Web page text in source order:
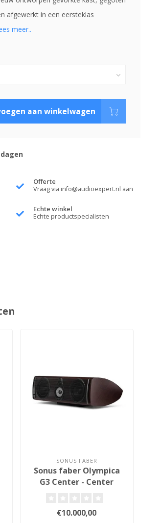
afgewerkt in een eersteklas
meer..
aan winkelwagen
Offerte
Vraag via info@audioexpert.nl aan
Echte winkel
Echte productspecialisten
SONUS FABER
Sonus faber Olympica
G3 Center - Center
€10.000,00